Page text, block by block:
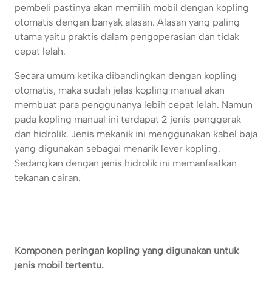
pembeli pastinya akan memilih mobil dengan kopling
otomatis dengan banyak alasan. Alasan yang paling
utama yaitu praktis dalam pengoperasian dan tidak
cepat lelah.
Secara umum ketika dibandingkan dengan kopling
otomatis, maka sudah jelas kopling manual akan
membuat para penggunanya lebih cepat lelah. Namun
pada kopling manual ini terdapat 2 jenis penggerak
dan hidrolik. Jenis mekanik ini menggunakan kabel baja
yang digunakan sebagai menarik lever kopling.
Sedangkan dengan jenis hidrolik ini memanfaatkan
tekanan cairan.
Komponen peringan kopling yang digunakan untuk
jenis mobil tertentu.